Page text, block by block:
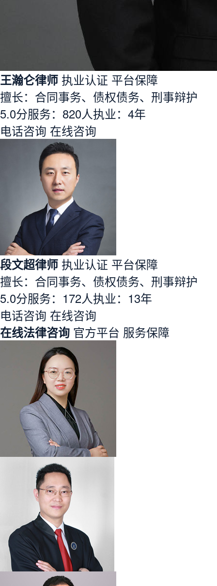
王瀚仑律师 执业认证 平台保障
擅长：合同事务、债权债务、刑事辩护
5.0分服务： 820人执业： 4年
电话咨询 在线咨询
段文超律师 执业认证 平台保障
擅长：合同事务、债权债务、刑事辩护
5.0分服务： 172人执业： 13年
电话咨询 在线咨询
在线法律咨询 官方平台 服务保障